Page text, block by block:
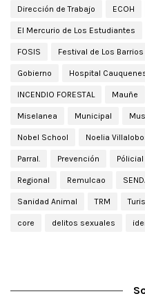
Dirección de Trabajo ECOH
El Mercurio de Los Estudiantes
FOSIS Festival de Los Barrios
Gobierno Hospital
INCENDIO FORESTAL Mauñe
Miselanea Municipal
Nobel School Noelia
Parral. Prevención Pólicial
Regional Remulcao
Sanidad Animal TRM
core delitos sexuales